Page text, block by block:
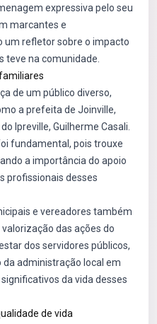
expressiva pelo seu
marcantes e
um refletor sobre o impacto
teve na comunidade.
de um público diverso,
a prefeita de Joinville,
Ipreville, Guilherme Casali.
fundamental, pois trouxe
a importância do apoio
profissionais desses
e vereadores também
das ações do
dos servidores públicos,
administração local em
da vida desses
de vida